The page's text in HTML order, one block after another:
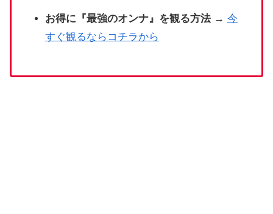
お得に『最強のオンナ』を観る方法 → 今
すぐ観るならコチラから